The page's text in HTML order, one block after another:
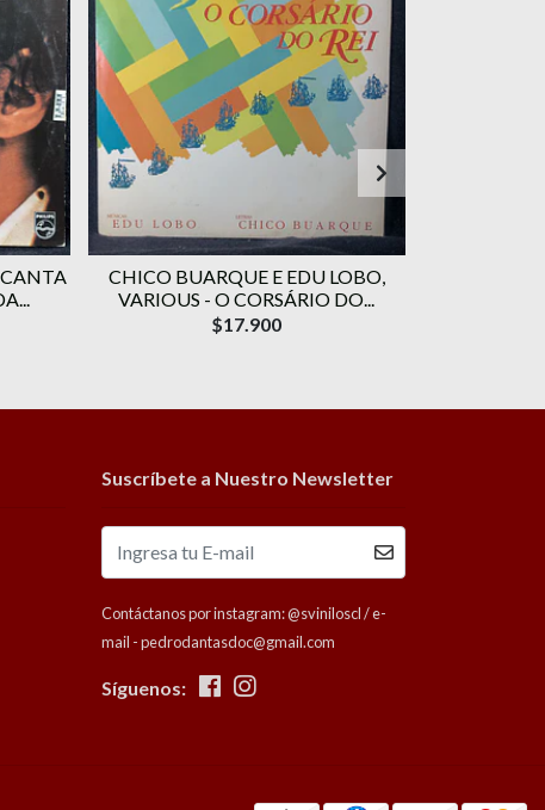
CHICO BUARQUE E EDU LOBO,
VARIOUS - O CORSÁRIO DO...
$17.900
Suscríbete a Nuestro Newsletter
Contáctanos por instagram: @sviniloscl / e-
mail - pedrodantasdoc@gmail.com
Síguenos: